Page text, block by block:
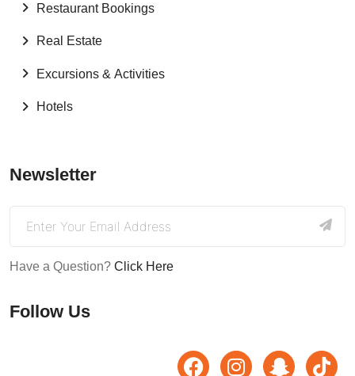
Restaurant Bookings
Real Estate
Excursions & Activities
Hotels
Newsletter
Have a Question? Click Here
Follow Us